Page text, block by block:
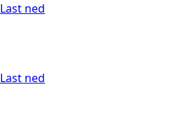
Last ned
Last ned